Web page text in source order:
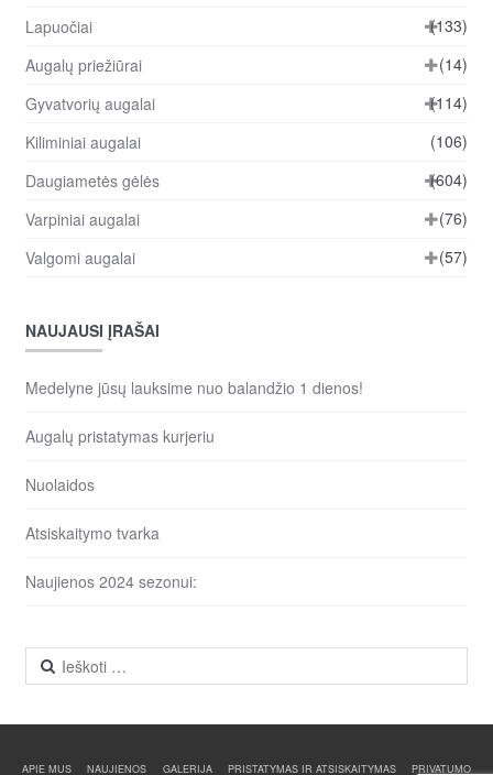
Lapuočiai
(133)
Augalų priežiūrai
(14)
Gyvatvorių augalai
(114)
Kiliminiai augalai
(106)
Daugiametės gėlės
(604)
Varpiniai augalai
(76)
Valgomi augalai
(57)
NAUJAUSI ĮRAŠAI
Medelyne jūsų lauksime nuo balandžio 1 dienos!
Augalų pristatymas kurjeriu
Nuolaidos
Atsiskaitymo tvarka
Naujienos 2024 sezonui:
Ieškoti:
APIE MUS NAUJIENOS GALERIJA PRISTATYMAS IR ATSISKAITYMAS PRIVATUMO